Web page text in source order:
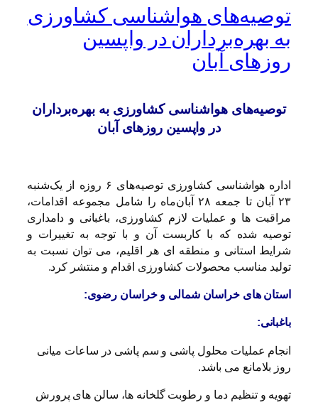
توصیه‌های هواشناسی کشاورزی
به بهره‌برداران در واپسین
روزهای آبان
توصیه‌های هواشناسی کشاورزی به بهره‌برداران
در واپسین روزهای آبان
اداره هواشناسی کشاورزی توصیه‌های ۶ روزه از یک‌شنبه
۲۳ آبان تا جمعه ۲۸ آبان‌ماه را شامل مجموعه اقدامات،
مراقبت ها و عملیات لازم کشاورزی، باغبانی و دامداری
توصیه شده که با کاربست آن و با توجه به تغییرات و
شرایط استانی و منطقه ای هر اقلیم، می توان نسبت به
تولید مناسب محصولات کشاورزی اقدام و منتشر کرد.
استان های خراسان شمالی و خراسان رضوی:
باغبانی:
انجام عملیات محلول پاشی و سم پاشی در ساعات میانی
روز بلامانع می باشد.
تهویه و تنظیم دما و رطوبت گلخانه ها، سالن های پرورش